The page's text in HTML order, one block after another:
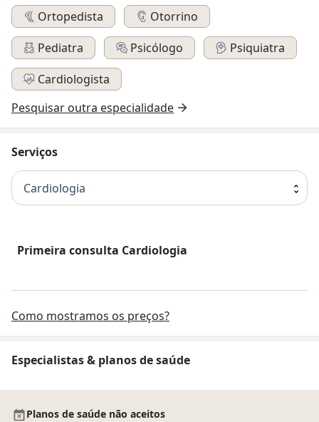
Ortopedista
Otorrino
Pediatra
Psicólogo
Psiquiatra
Cardiologista
Pesquisar outra especialidade
Serviços
Cardiologia
Primeira consulta Cardiologia
Como mostramos os preços?
Especialistas & planos de saúde
Planos de saúde não aceitos